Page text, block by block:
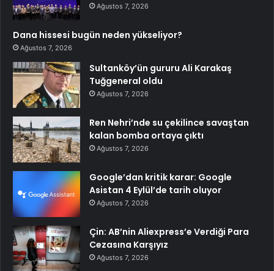
Ağustos 7, 2026
Dana hissesi bugün neden yükseliyor?
Ağustos 7, 2026
Sultanköy’ün gururu Ali Karakaş
Tuğgeneral oldu
Ağustos 7, 2026
Ren Nehri’nde su çekilince savaştan
kalan bomba ortaya çıktı
Ağustos 7, 2026
Google’dan kritik karar: Google
Asistan 4 Eylül’de tarih oluyor
Ağustos 7, 2026
Çin: AB’nin Aliexpress’e Verdiği Para
Cezasına Karşıyız
Ağustos 7, 2026